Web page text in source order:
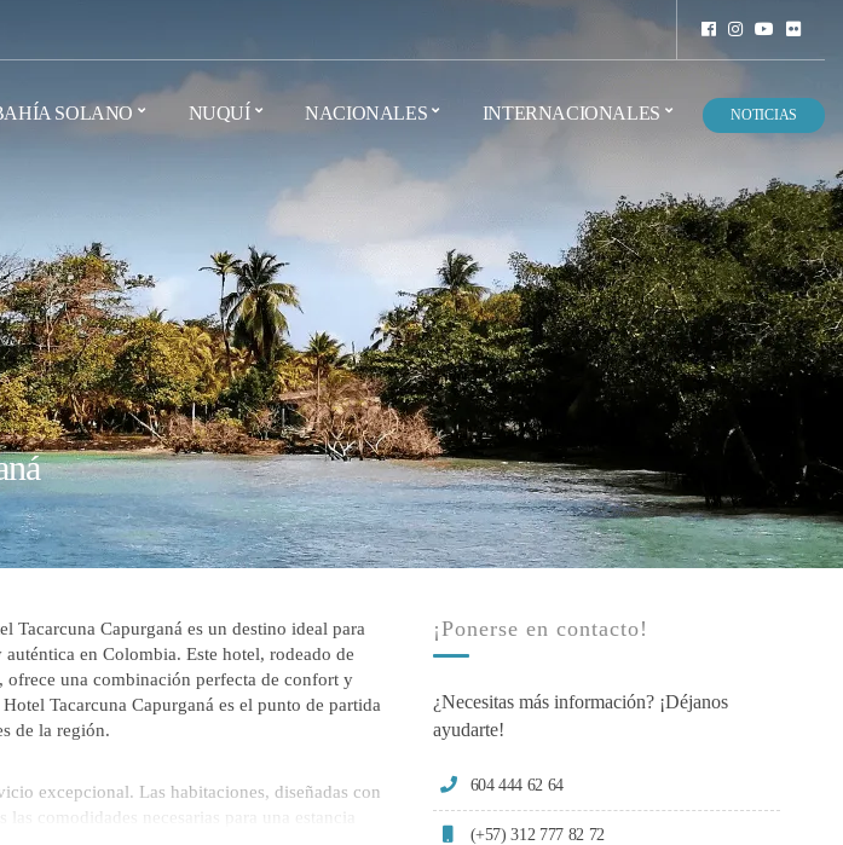
SOLANO NUQUÍ NACIONALES INTERNACIONALES NOTICIAS
Tacarcuna Capurganá es un destino ideal para
en Colombia. Este hotel, rodeado de
ofrece una combinación perfecta de confort y
Tacarcuna Capurganá es el punto de partida
de la región.
excepcional. Las habitaciones, diseñadas con
comodidades necesarias para una estancia
¡Ponerse en contacto!
¿Necesitas más información? ¡Déjanos
ayudarte!
604 444 62 64
(+57) 312 777 82 72